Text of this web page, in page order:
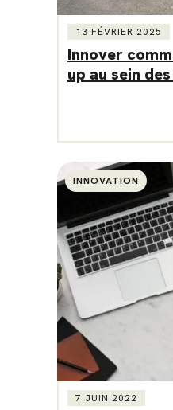
13 FÉVRIER 2025
Innover
up au sein
INNOVATION
7 JUIN 2022